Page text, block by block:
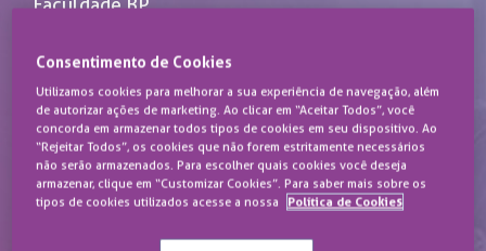
Faculdade BP
Preencha o formulário e
receba o contato do nosso
time!
Consentimento de Cookies
Utilizamos cookies para melhorar a sua experiência de navegação, além
de autorizar ações de marketing. Ao clicar em “Aceitar Todos”, você
concorda em armazenar todos tipos de cookies em seu dispositivo. Ao
“Rejeitar Todos”, os cookies que não forem estritamente necessários
não serão armazenados. Para escolher quais cookies você deseja
armazenar, clique em “Customizar Cookies”. Para saber mais sobre os
tipos de cookies utilizados acesse a nossa
Política de Cookies